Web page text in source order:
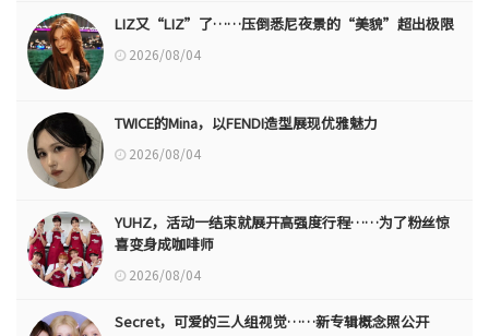
LIZ又“LIZ”了……压倒悉尼夜景的“美貌”超出极限
2026/08/04
TWICE的Mina，以FENDI造型展现优雅魅力
2026/08/04
YUHZ，活动一结束就展开高强度行程……为了粉丝惊
喜变身成咖啡师
2026/08/04
Secret，可爱的三人组视觉……新专辑概念照公开